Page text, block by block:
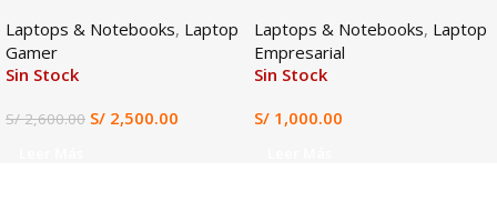
512GB SSD, 15.6″ FHD
Laptops & Notebooks, Laptop
Gamer
Sin Stock
S/2,600.00 S/ 2,500.00
SSD, 15.6″ HD
Laptops & Notebooks, Laptop
Empresarial
Sin Stock
S/ 1,000.00